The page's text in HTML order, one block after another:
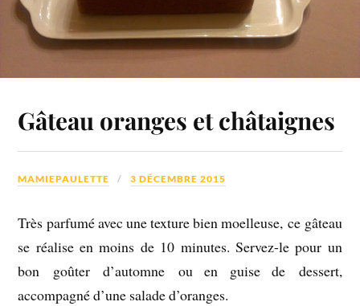
Gâteau oranges et châtaignes
MAMIEPAULETTE 3 DÉCEMBRE 2015
Très parfumé avec une texture bien moelleuse, ce gâteau
se réalise en moins de 10 minutes. Servez-le pour un
bon goûter d’automne ou en guise de dessert,
accompagné d’une salade d’oranges.